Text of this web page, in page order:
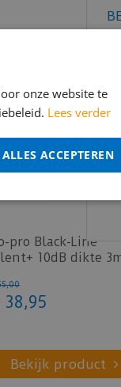
0,15 m²K/W.
pro Black-Line
10dB dikte
,00
38,95
Bekijk product
onze website te
Lees verder
ALLES ACCEPTEREN